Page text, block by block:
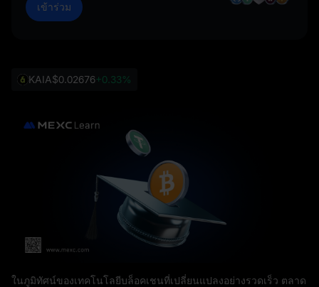
เข้าร่วม
KAIA$0.02676+0.33%
ในภูมิทัศน์ของเทคโนโลยีบล็อคเชนที่เปลี่ยนแปลงอย่างรวดเร็ว ตลาด